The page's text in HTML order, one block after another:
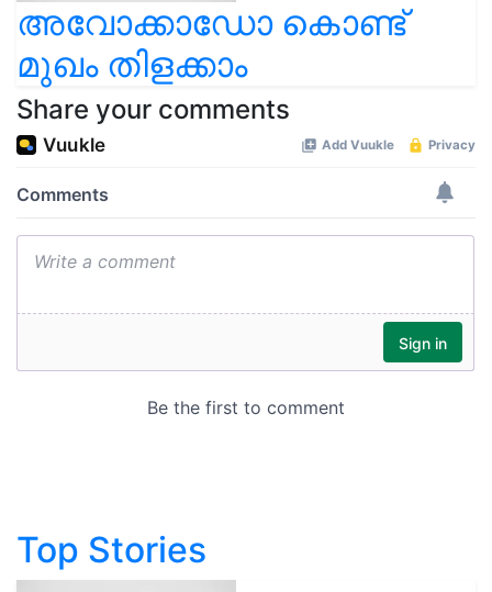
അവോക്കാഡോ കൊണ്ട്
മുഖം തിളക്കാം
Share your comments
Top Stories